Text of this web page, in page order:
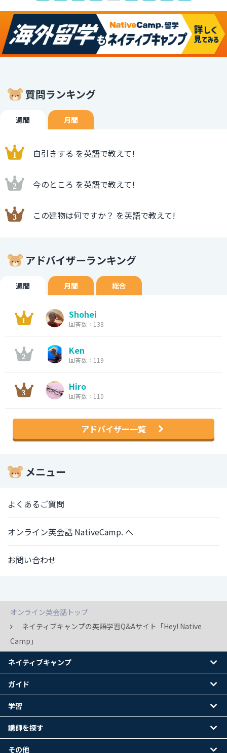
質問ランキング
週間 月間
自引きする を英語で教えて!
今のところ を英語で教えて!
この建物は何ですか？ を英語で教えて!
アドバイザーランキング
週間 月間 総合
Shohei
回答数：138
Ken
回答数：119
Hiro
回答数：110
アドバイザー一覧
メニュー
よくあるご質問
オンライン英会話 NativeCamp. へ
お問い合わせ
オンライン英会話トップ
ネイティブキャンプの英語学習Q&Aサイト「Hey! Native
Camp」
ネイティブキャンプ
ガイド
学習
講師を探す
その他